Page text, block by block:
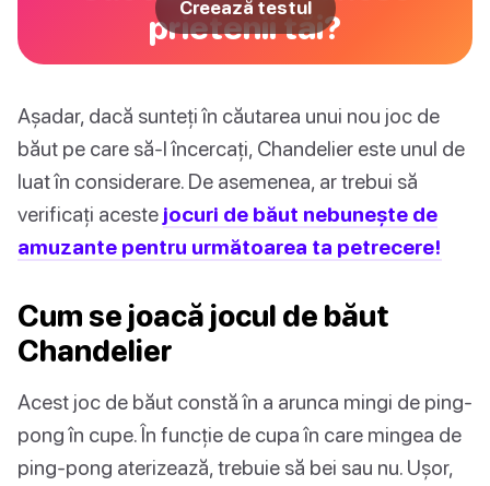
prietenii tăi?
Creează testul
Așadar, dacă sunteți în căutarea unui nou joc de
băut pe care să-l încercați, Chandelier este unul de
luat în considerare. De asemenea, ar trebui să
verificați aceste jocuri de băut nebunește de
amuzante pentru următoarea ta petrecere!
Cum se joacă jocul de băut
Chandelier
Acest joc de băut constă în a arunca mingi de ping-
pong în cupe. În funcție de cupa în care mingea de
ping-pong aterizează, trebuie să bei sau nu. Ușor,